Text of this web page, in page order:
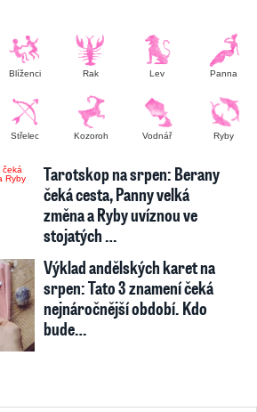
Blíženci Rak Lev Panna
Střelec Kozoroh Vodnář Ryby
Tarotskop na srpen: Berany
čeká cesta, Panny velká
změna a Ryby uvíznou ve
stojatých …
Výklad andělských karet na
srpen: Tato 3 znamení čeká
nejnáročnější období. Kdo
bude…